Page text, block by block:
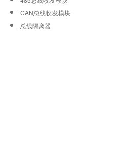
CAN总线收发模块
总线隔离器